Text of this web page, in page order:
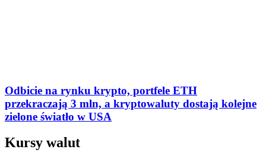
Odbicie na rynku krypto, portfele ETH
przekraczają 3 mln, a kryptowaluty dostają kolejne
zielone światło w USA
Kursy walut